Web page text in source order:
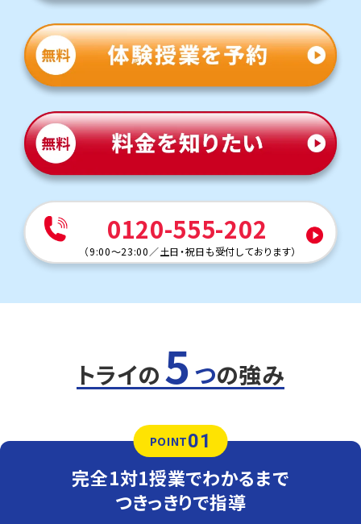
数学（教科書：東京書籍）
定期テストは学校ワークや教科書から多く出題されるた
め、テスト前は授業でもワークを徹底的に活用します。間違
えた問題は何度も解き直し、自分の力で解けるようになる
まで丁寧に指導します。
英語（教科書：三省堂）
学校で扱った問題やその類題が出題されるため、学校の復
習をすることが成績アップのポイントです。テスト本番で確
実に得点できるよう、トライでは学校の授業でわからなかっ
た問題をわかるまでつきっきりでサポートします。
人気のコース
錦城中学校
加賀市にある中学校で、電車や送り迎えで来校いただいて
定期テスト対策
め、テスト前は授業でもワークを徹底的に活用します。間違
えた問題は何度も解き直し、自分の力で解けるようになる
まで丁寧に指導します。
学校で扱った問題やその類題が出題されるため、学校の復
習をすることが成績アップのポイントです。テスト本番で確
実に得点できるよう、トライでは学校の授業でわからなかっ
た問題をわかるまでつきっきりでサポートします。
人気のコース
・高校入試対策コース
0120-555-202
（9:00～23:00 ／土日・祝日も受付しております）
トライの 5 つの強み
POINT01
完全1対1授業でわかるまで
つきっきりで指導